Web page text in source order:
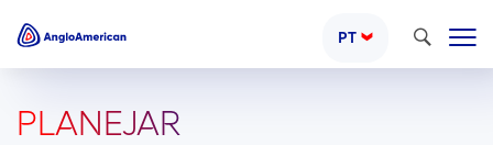
PT Pesquisar
PLANEJAR